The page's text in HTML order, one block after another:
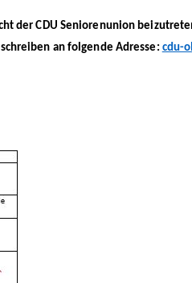
der CDU Seniorenunion
an folgende Adresse: cdu-